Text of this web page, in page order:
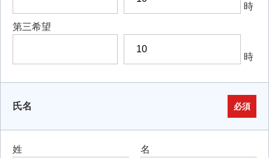
時
第三希望
時
氏名 必須
姓 名